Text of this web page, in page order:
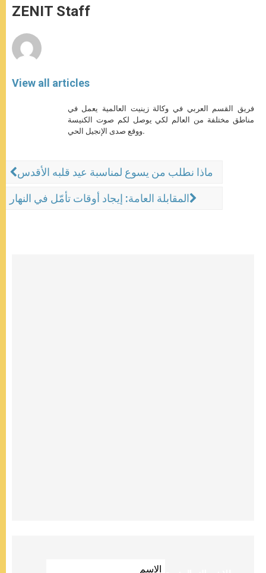
p
p
g
e
o
k
ZENIT Staff
View all articles
فريق القسم العربي في وكالة زينيت العالمية يعمل في
مناطق مختلفة من العالم لكي يوصل لكم صوت الكنيسة
ووقع صدى الإنجيل الحي.
ماذا نطلب من يسوع لمناسبة عيد قلبه الأقدس
المقابلة العامة: إيجاد أوقات تأمّل في النهار